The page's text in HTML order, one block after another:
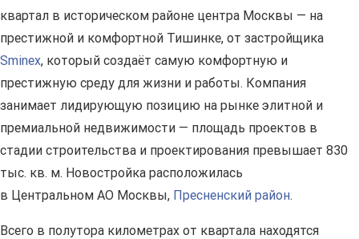
квартал в историческом районе центра Москвы — на
престижной и комфортной Тишинке, от застройщика
Sminex, который создаёт самую комфортную и
престижную среду для жизни и работы. Компания
занимает лидирующую позицию на рынке элитной и
премиальной недвижимости — площадь проектов в
стадии строительства и проектирования превышает 830
тыс. кв. м. Новостройка расположилась
в Центральном АО Москвы, Пресненский район.
Всего в полутора километрах от квартала находятся